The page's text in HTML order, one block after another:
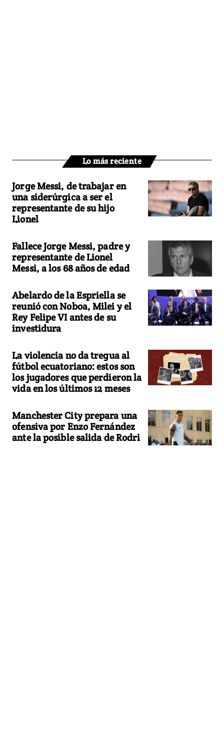
Lo más reciente
Jorge Messi, de trabajar en
una siderúrgica a ser el
representante de su hijo
Lionel
Fallece Jorge Messi, padre y
representante de Lionel
Messi, a los 68 años de edad
Abelardo de la Espriella se
reunió con Noboa, Milei y el
Rey Felipe VI antes de su
investidura
La violencia no da tregua al
fútbol ecuatoriano: estos son
los jugadores que perdieron la
vida en los últimos 12 meses
Manchester City prepara una
ofensiva por Enzo Fernández
ante la posible salida de Rodri